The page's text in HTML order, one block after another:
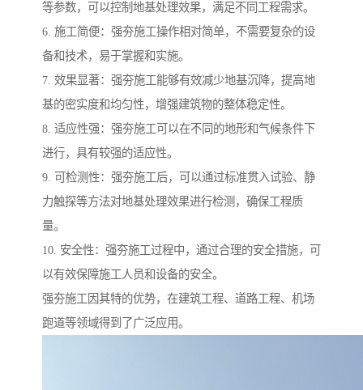
等参数，可以控制地基处理效果，满足不同工程需求。
6. 施工简便：强夯施工操作相对简单，不需要复杂的设
备和技术，易于掌握和实施。
7. 效果显著：强夯施工能够有效减少地基沉降，提高地
基的密实度和均匀性，增强建筑物的整体稳定性。
8. 适应性强：强夯施工可以在不同的地形和气候条件下
进行，具有较强的适应性。
9. 可检测性：强夯施工后，可以通过标准贯入试验、静
力触探等方法对地基处理效果进行检测，确保工程质
量。
10. 安全性：强夯施工过程中，通过合理的安全措施，可
以有效保障施工人员和设备的安全。
强夯施工因其特的优势，在建筑工程、道路工程、机场
跑道等领域得到了广泛应用。